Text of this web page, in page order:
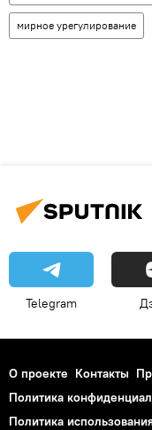
мирное урегулирование
Telegram
О проекте Контакты
Политика
Политика